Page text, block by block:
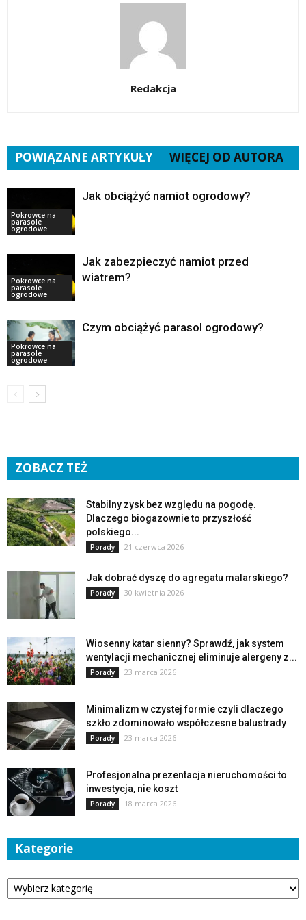
Redakcja
POWIĄZANE ARTYKUŁY WIĘCEJ OD AUTORA
Pokrowce na
parasole
ogrodowe
Jak obciążyć namiot ogrodowy?
Pokrowce na
parasole
ogrodowe
Jak zabezpieczyć namiot przed
wiatrem?
Pokrowce na
parasole
ogrodowe
Czym obciążyć parasol ogrodowy?
ZOBACZ TEŻ
Stabilny zysk bez względu na pogodę.
Dlaczego biogazownie to przyszłość
polskiego...
Porady 21 czerwca 2026
Jak dobrać dyszę do agregatu malarskiego?
Porady 30 kwietnia 2026
Wiosenny katar sienny? Sprawdź, jak system
wentylacji mechanicznej eliminuje alergeny z...
Porady 23 marca 2026
Minimalizm w czystej formie czyli dlaczego
szkło zdominowało współczesne balustrady
Porady 23 marca 2026
Profesjonalna prezentacja nieruchomości to
inwestycja, nie koszt
Porady 18 marca 2026
Kategorie
Kategorie